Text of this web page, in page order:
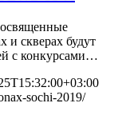
скверах будут
с конкурсами…
sochi-2019/